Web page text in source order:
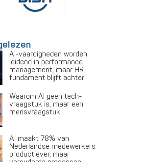
AI-vaardigheden worden
leidend in performance
management, maar HR-
fundament blijft achter
Waarom AI geen tech-
vraagstuk is, maar een
mensvraagstuk
AI maakt 78% van
Nederlandse medewerkers
productiever, maar